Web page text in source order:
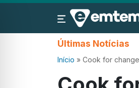
Últimas Notícias
Início » Cook for change